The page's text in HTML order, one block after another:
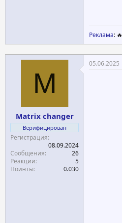
Реклама: 🔥
M
Matrix changer
Верифицирован
Регистрация
08.09.2024
Сообщения
26
Реакции
5
Поинты
0.030
05.06.2025